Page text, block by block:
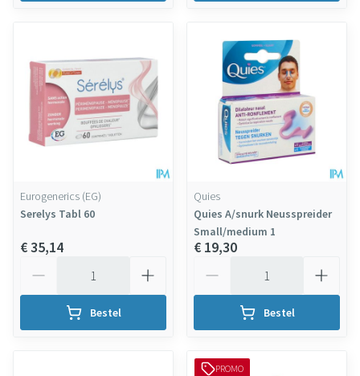
Eurogenerics (EG)
Serelys Tabl 60
€ 35,14
Bestel
Quies
Quies A/snurk Neusspreider
Small/medium 1
€ 19,30
Bestel
PROMO